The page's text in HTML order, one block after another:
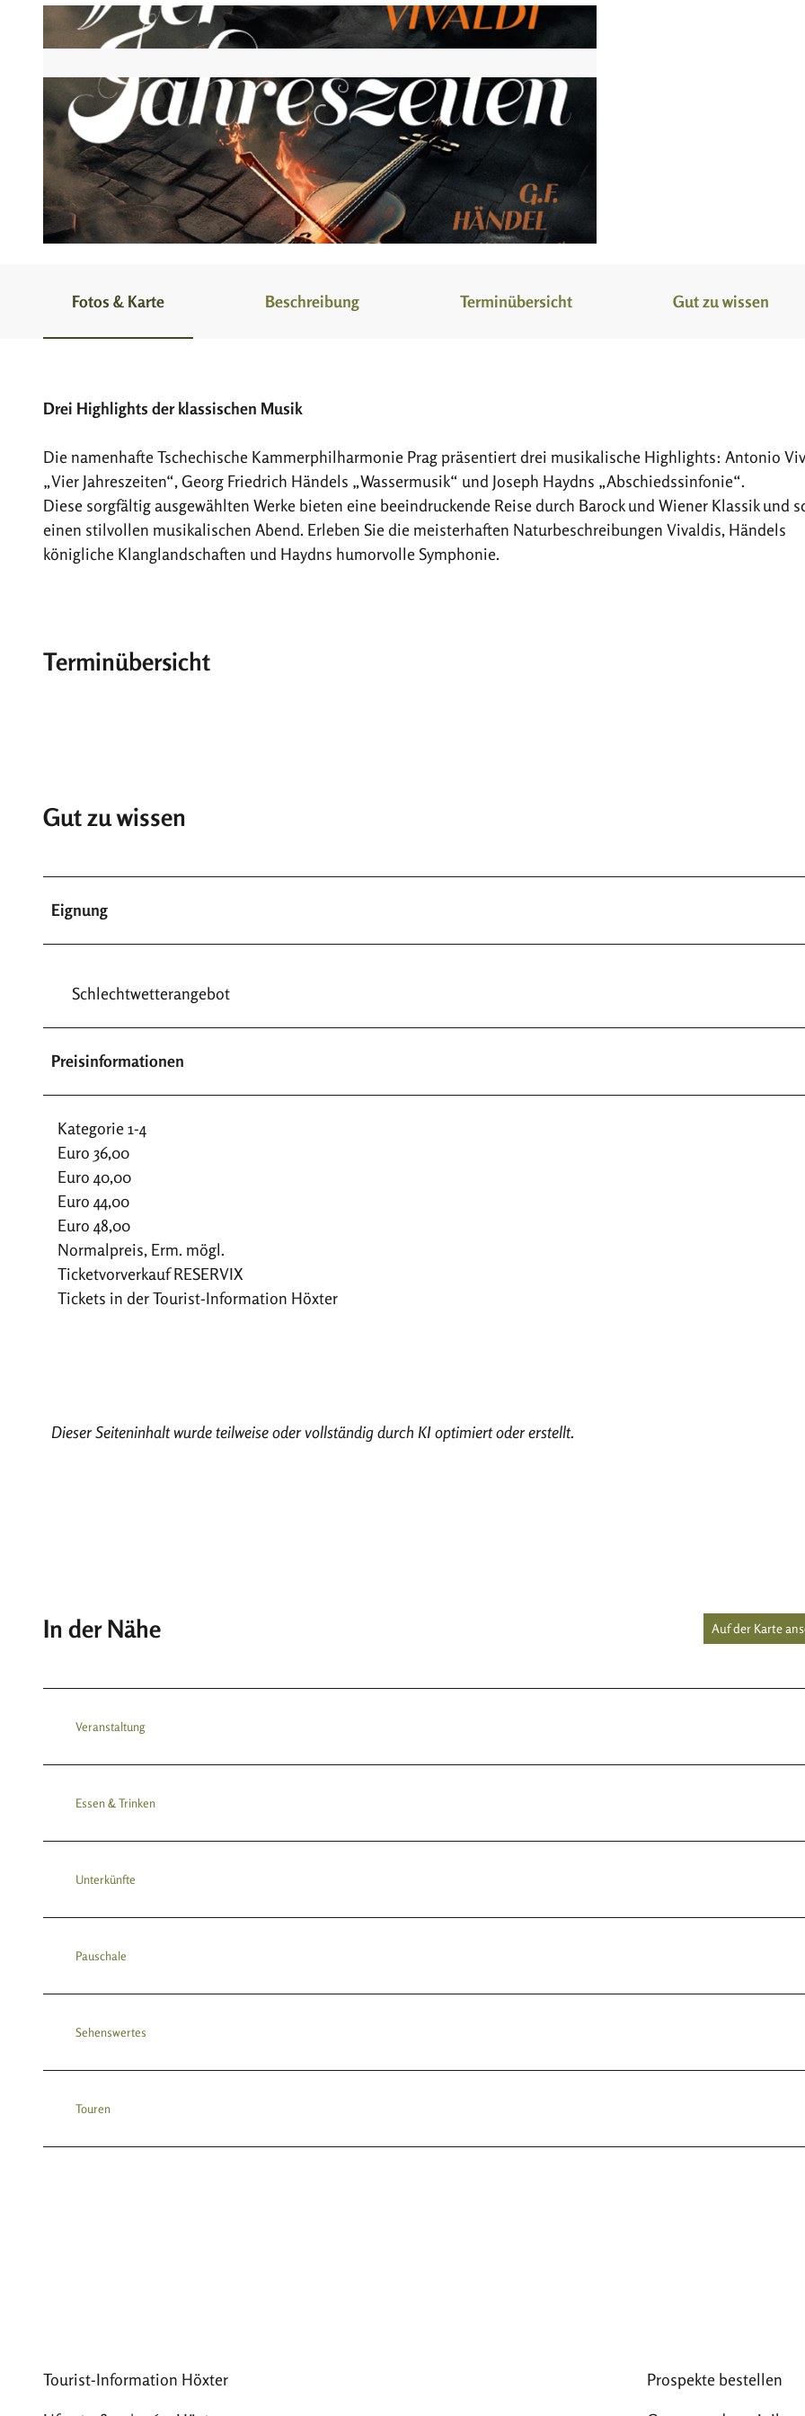
Fotos & Karte Beschreibung Terminübersicht Gut zu wissen
Drei Highlights der klassischen Musik
Die namenhafte Tschechische Kammerphilharmonie Prag präsentiert drei musikalische Highlights: Antonio
„Vier Jahreszeiten“, Georg Friedrich Händels „Wassermusik“ und Joseph Haydns „Abschiedssinfonie“.
Diese sorgfältig ausgewählten Werke bieten eine beeindruckende Reise durch Barock und Wiener Klassik und
einen stilvollen musikalischen Abend. Erleben Sie die meisterhaften Naturbeschreibungen Vivaldis, Händels
königliche Klanglandschaften und Haydns humorvolle Symphonie.
Terminübersicht
Gut zu wissen
Eignung
Schlechtwetterangebot
Preisinformationen
Kategorie 1-4
Euro 36,00
Euro 40,00
Euro 44,00
Euro 48,00
Normalpreis, Erm. mögl.
Ticketvorverkauf RESERVIX
Tickets in der Tourist-Information Höxter
Dieser Seiteninhalt wurde teilweise oder vollständig durch KI optimiert oder erstellt.
In der Nähe Auf der Karte
Veranstaltung
Essen & Trinken
Unterkünfte
Pauschale
Sehenswertes
Touren
Tourist-Information Höxter Prospekte bestellen